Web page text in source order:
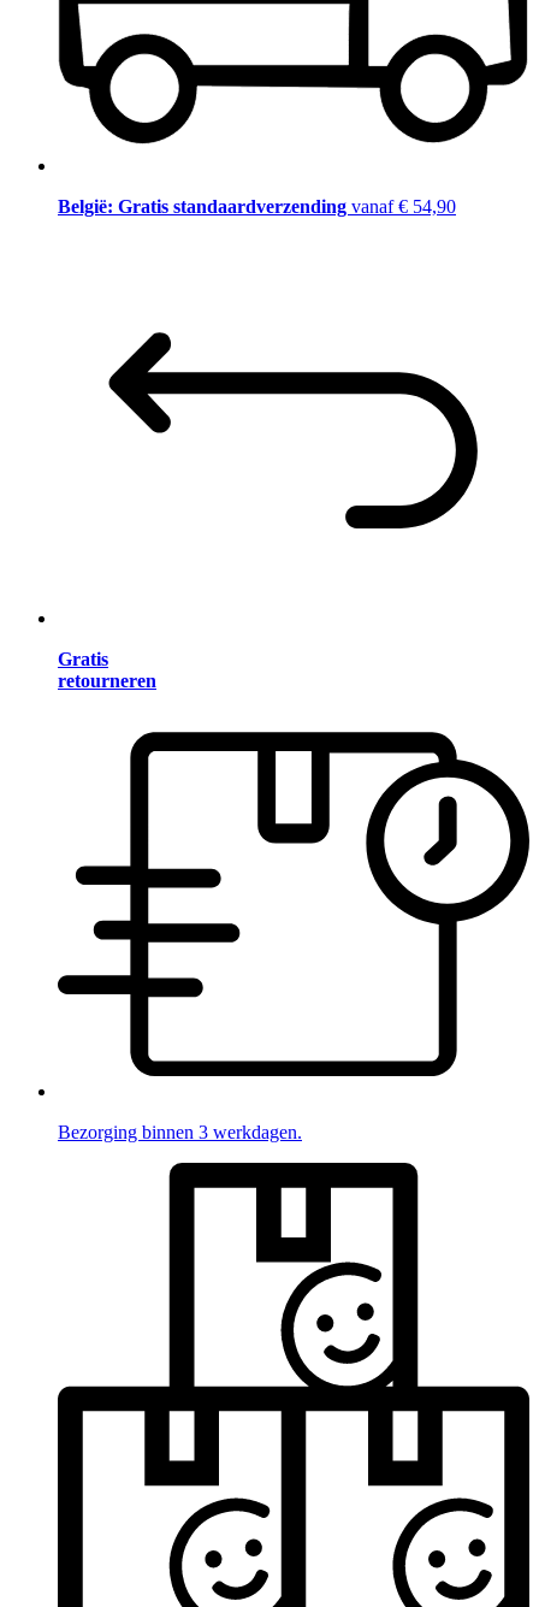
België: Gratis standaardverzending vanaf € 54,90
Gratis
retourneren
Bezorging binnen 3 werkdagen.